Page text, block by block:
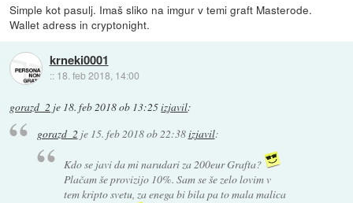
Simple kot pasulj. Imaš sliko na imgur v temi graft Masterode.
Wallet adress in cryptonight.
krneki0001
:: 18. feb 2018, 14:00
gorazd_2 je 18. feb 2018 ob 13:25izjavil:
gorazd_2je 15. feb 2018 ob 22:38izjavil:
Kdo se javi da mi narudari za 200eur Grafta?
Plačam še provizijo 10%. Sam se še zelo lovim v
tem kripto svetu, za enega bi bila pa to mala malica